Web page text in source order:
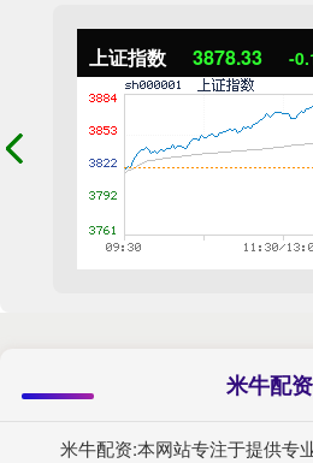
上证指数 3878.33 -
米牛配资
米牛配资:本网站专注于提供专